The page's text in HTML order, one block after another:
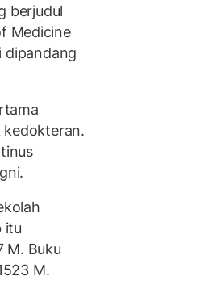
berjudul
Medicine
dipandang
kedokteran.
itu
M. Buku
M.